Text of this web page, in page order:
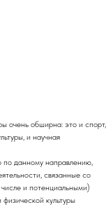
очень обширна: это и спорт,
и научная
по данному направлению,
связанные со
и потенциальными)
культуры